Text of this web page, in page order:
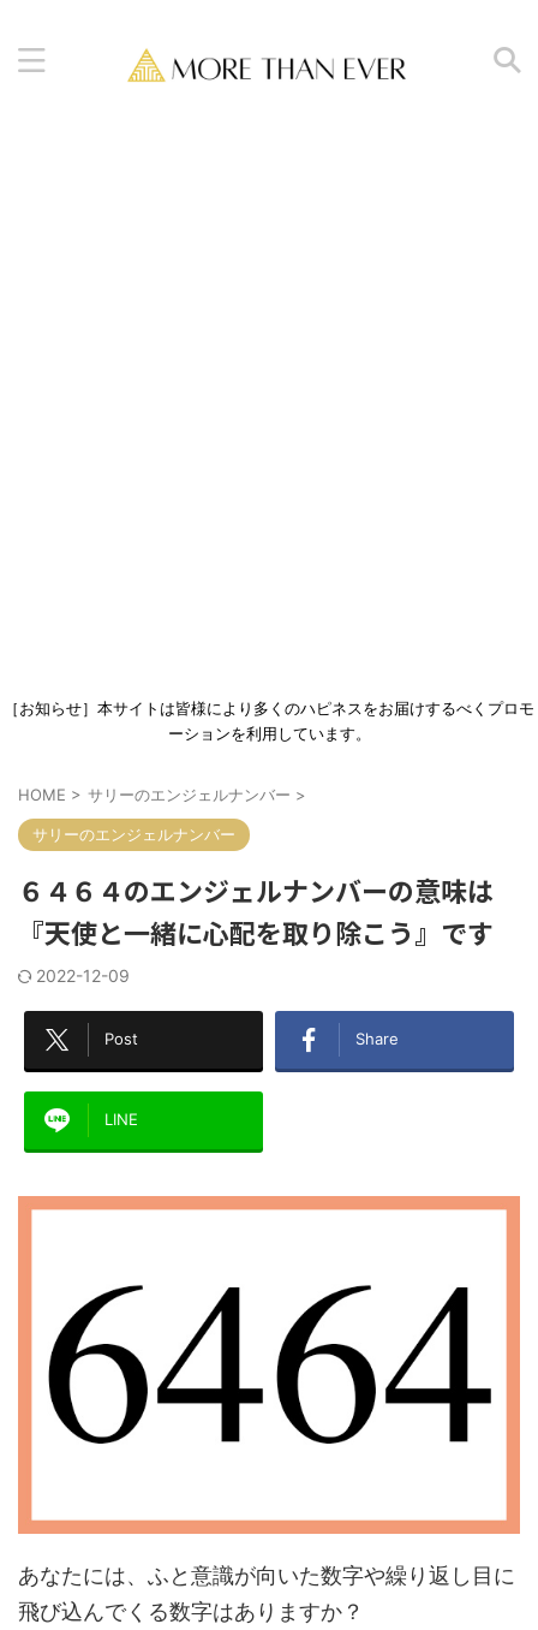
［お知らせ］本サイトは皆様により多くのハピネスをお届けするべくプロモ
ーションを利用しています。
HOME > サリーのエンジェルナンバー >
サリーのエンジェルナンバー
６４６４のエンジェルナンバーの意味は
『天使と一緒に心配を取り除こう』です
2022-12-09
Post Share
LINE
あなたには、ふと意識が向いた数字や繰り返し目に
飛び込んでくる数字はありますか？